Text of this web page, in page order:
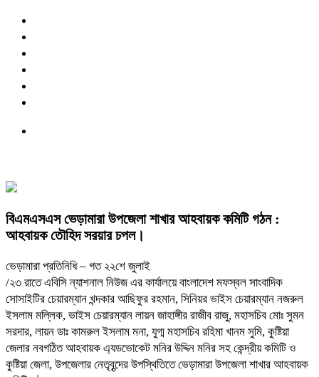
বিএমএসএস ভেড়ামারা উপজেলা শাখার আহবায়ক কমিটি গঠন :
আহবায়ক তৌহিদ সরয়ার চপল।
ভেড়ামারা প্রতিনিধি – গত ২২শে জুলাই
/২৩ রাতে এবিসি ন্যাশনাল নিউজ এর কার্যালয়ে বাংলাদেশ মফস্বল সাংবাদিক
সোসাইটির চেয়ারম্যান খন্দকার আছিফুর রহমান, সিনিয়র ভাইস চেয়ারম্যান নজরুল
ইসলাম মল্লিক, ভাইস চেয়ারম্যান লায়ন জাহাঙ্গীর রাজীব রাজু, মহাসচিব মোঃ সুমন
সরদার, লায়ন ডাঃ কামরুল ইসলাম মনা, যুগ্ম মহাসচিব রহিমা খানম সুমি, কুষ্টিয়া
জেলার নবগঠিত আহবায়ক এ্যডভোকেট মনির উদ্দিন মনির সহ কেন্দ্রীয় কমিটি ও
কুষ্টিয়া জেলা, উপজেলার নেতৃবৃন্দের উপস্থিতিতে ভেড়ামারা উপজেলা শাখার আহবায়ক